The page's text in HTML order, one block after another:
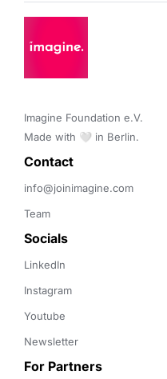
Imagine Foundation e.V.
Made with 🤍 in Berlin.
Contact
info@joinimagine.com
Team
Socials
LinkedIn
Instagram
Youtube
Newsletter
For Partners